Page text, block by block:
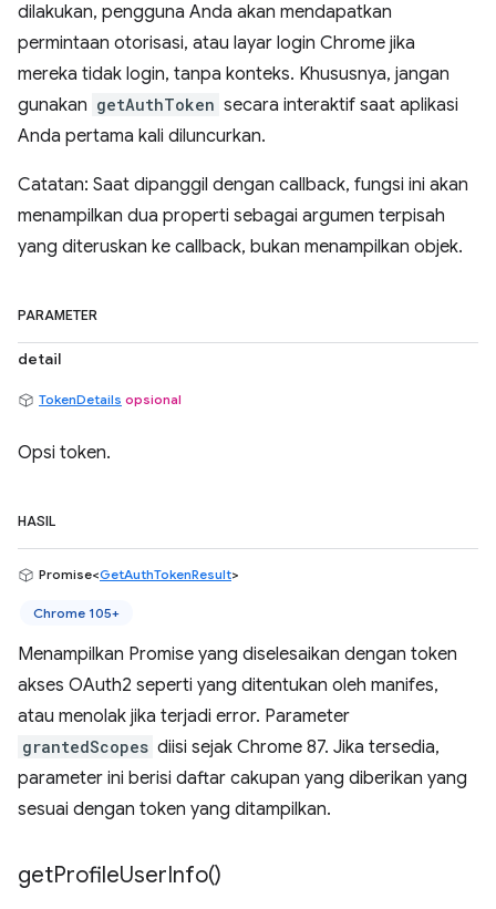
dilakukan, pengguna Anda akan mendapatkan
permintaan otorisasi, atau layar login Chrome jika
mereka tidak login, tanpa konteks. Khususnya, jangan
gunakan getAuthToken secara interaktif saat aplikasi
Anda pertama kali diluncurkan.
Catatan: Saat dipanggil dengan callback, fungsi ini akan
menampilkan dua properti sebagai argumen terpisah
yang diteruskan ke callback, bukan menampilkan objek.
PARAMETER
detail
TokenDetails opsional
Opsi token.
HASIL
Promise<GetAuthTokenResult>
Chrome 105+
Menampilkan Promise yang diselesaikan dengan token
akses OAuth2 seperti yang ditentukan oleh manifes,
atau menolak jika terjadi error. Parameter
grantedScopes diisi sejak Chrome 87. Jika tersedia,
parameter ini berisi daftar cakupan yang diberikan yang
sesuai dengan token yang ditampilkan.
getProfileUserInfo()